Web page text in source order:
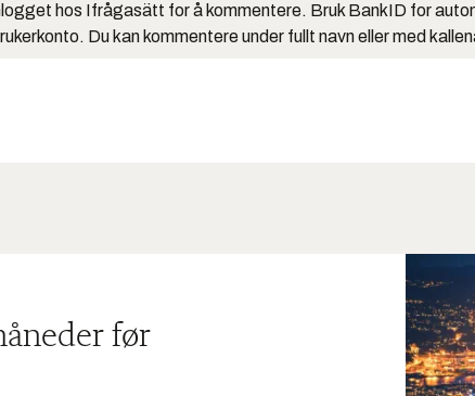
hos Ifrågasätt for å kommentere. Bruk BankID for
Du kan kommentere under fullt navn eller med
før